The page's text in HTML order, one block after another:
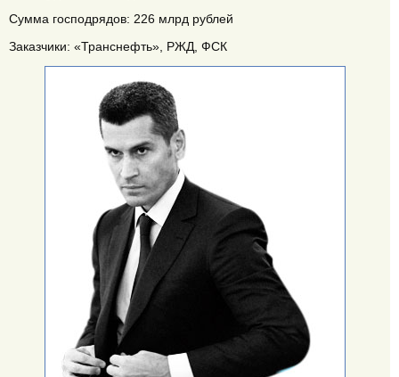
Сумма господрядов: 226 млрд рублей
Заказчики: «Транснефть», РЖД, ФСК